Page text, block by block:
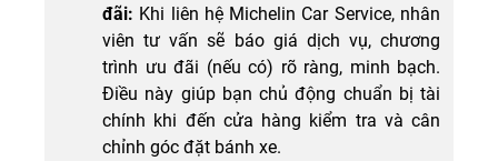
đãi: Khi liên hệ Michelin Car Service, nhân
viên tư vấn sẽ báo giá dịch vụ, chương
trình ưu đãi (nếu có) rõ ràng, minh bạch.
Điều này giúp bạn chủ động chuẩn bị tài
chính khi đến cửa hàng kiểm tra và cân
chỉnh góc đặt bánh xe.